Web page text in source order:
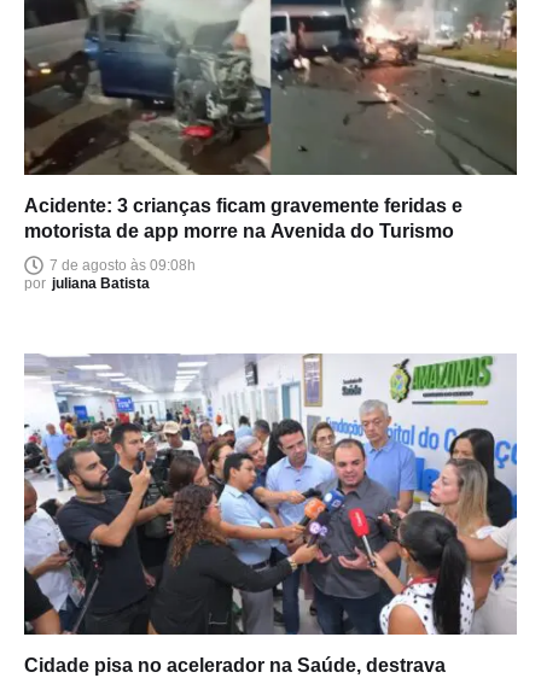
Acidente: 3 crianças ficam gravemente feridas e
motorista de app morre na Avenida do Turismo
7 de agosto às 09:08h
por juliana Batista
Cidade pisa no acelerador na Saúde, destrava